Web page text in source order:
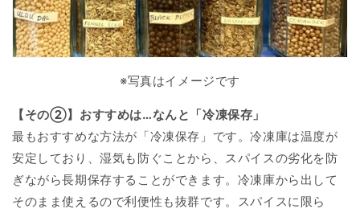
※写真はイメージです
【その②】おすすめは…なんと「冷凍保存」
最もおすすめな方法が「冷凍保存」です。冷凍庫は温度が
安定しており、湿気も防ぐことから、スパイスの劣化を防
ぎながら長期保存することができます。冷凍庫から出して
そのまま使えるので利便性も抜群です。スパイスに限ら